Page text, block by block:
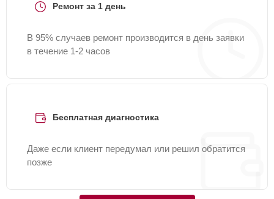
Ремонт за 1 день
В 95% случаев ремонт производится в день заявки
в течение 1-2 часов
Бесплатная диагностика
Даже если клиент передумал или решил обратится
позже